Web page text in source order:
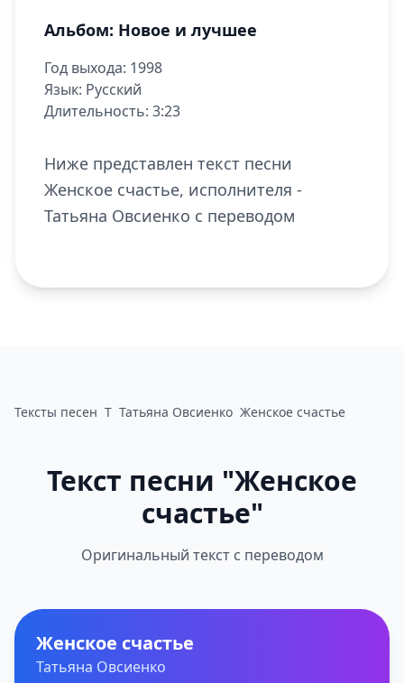
Альбом: Новое и лучшее
Год выхода: 1998
Язык: Русский
Длительность: 3:23
Ниже представлен текст песни
Женское счастье, исполнителя -
Татьяна Овсиенко с переводом
Тексты песен Т Татьяна Овсиенко Женское счастье
Текст песни "Женское
счастье"
Оригинальный текст с переводом
Женское счастье
Татьяна Овсиенко